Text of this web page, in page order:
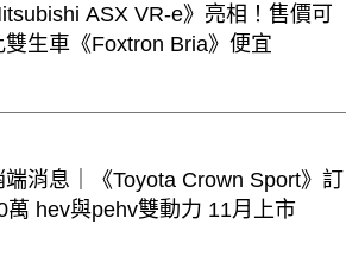
ASX VR-e》亮相！售價可
雙生車《Foxtron Bria》便宜
端消息｜《Toyota Crown Sport》訂
萬 hev與pehv雙動力 11月上市